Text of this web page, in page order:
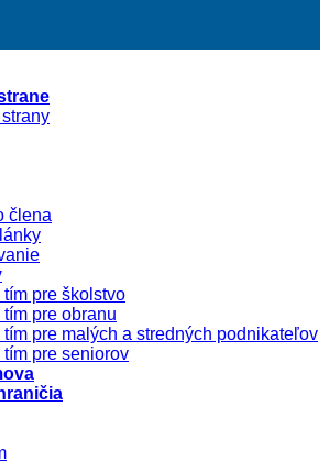
člena
tím pre školstvo
pre obranu
tím pre malých a stredných podnikateľov
tím pre seniorov